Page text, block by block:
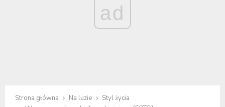
ad
Strona główna Na luzie
Styl życia